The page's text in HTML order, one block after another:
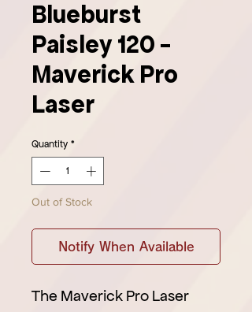
Blueburst
Paisley 120 -
Maverick Pro
Laser
Quantity *
Out of Stock
Notify When Available
The Maverick Pro Laser